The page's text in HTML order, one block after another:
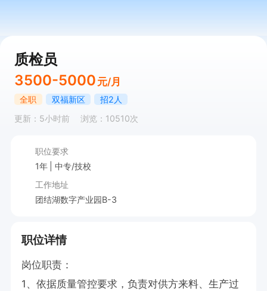
质检员
3500-5000 元/月
全职 双福新区
招2人
更新：5小时前
浏览：10510次
职位要求
1年
中专/技校
工作地址
团结湖数字产业园B-3
职位详情
岗位职责：
1、依据质量管控要求，负责对供方来料、生产过